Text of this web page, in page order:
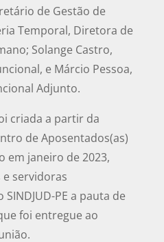
de Gestão de
Temporal, Diretora de
Solange Castro,
e Márcio Pessoa,
Adjunto.
criada a partir da
de Aposentados(as)
em janeiro de 2023,
servidoras
PE a pauta de
foi entregue ao